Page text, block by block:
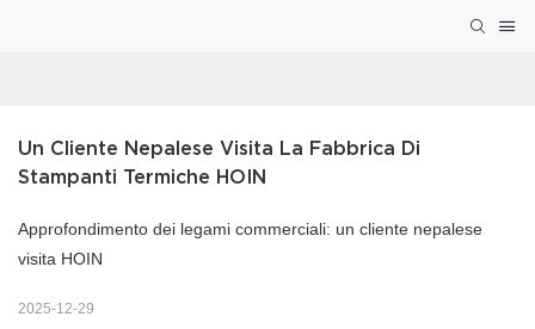
Un Cliente Nepalese Visita La Fabbrica Di
Stampanti Termiche HOIN
Approfondimento dei legami commerciali: un cliente nepalese
visita HOIN
2025-12-29